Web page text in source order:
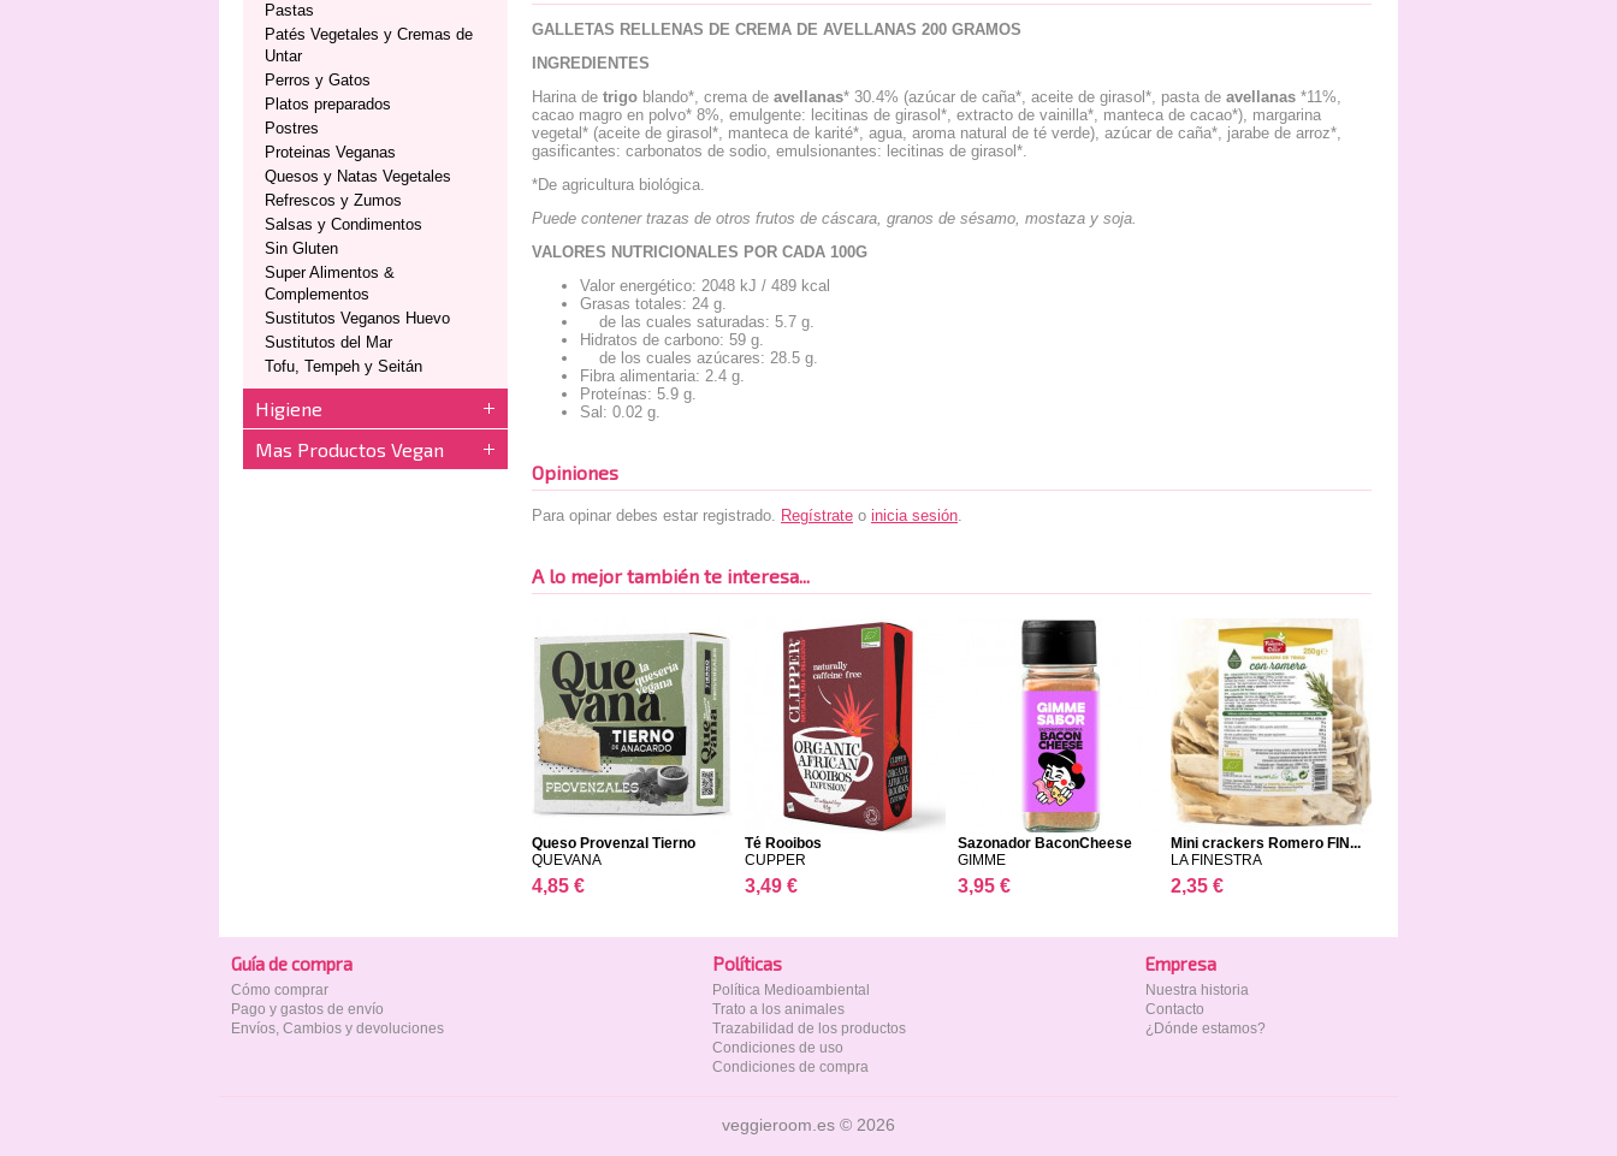
Pastas
Patés Vegetales y Cremas de
Untar
Perros y Gatos
Platos preparados
Postres
Proteinas Veganas
Quesos y Natas Vegetales
Refrescos y Zumos
Salsas y Condimentos
Sin Gluten
Super Alimentos &
Complementos
Sustitutos Veganos Huevo
Sustitutos del Mar
Tofu, Tempeh y Seitán
Higiene
Mas Productos Vegan
GALLETAS RELLENAS DE CREMA DE AVELLANAS 200 GRAMOS
INGREDIENTES
Harina de trigo blando*, crema de avellanas* 30.4% (azúcar de caña*, aceite de girasol*, pasta de avellanas *11%,
cacao magro en polvo* 8%, emulgente: lecitinas de girasol*, extracto de vainilla*, manteca de cacao*), margarina
vegetal* (aceite de girasol*, manteca de karité*, agua, aroma natural de té verde), azúcar de caña*, jarabe de arroz*,
gasificantes: carbonatos de sodio, emulsionantes: lecitinas de girasol*.
*De agricultura biológica.
Puede contener trazas de otros frutos de cáscara, granos de sésamo, mostaza y soja.
VALORES NUTRICIONALES POR CADA 100G
Valor energético: 2048 kJ / 489 kcal
Grasas totales: 24 g.
de las cuales saturadas: 5.7 g.
Hidratos de carbono: 59 g.
de los cuales azúcares: 28.5 g.
Fibra alimentaria: 2.4 g.
Proteínas: 5.9 g.
Sal: 0.02 g.
Opiniones
Para opinar debes estar registrado. Regístrate o inicia sesión.
A lo mejor también te interesa...
Queso Provenzal Tierno
QUEVANA
4,85 €
Té Rooibos
CUPPER
3,49 €
Sazonador BaconCheese
GIMME
3,95 €
Mini crackers Romero FIN...
LA FINESTRA
2,35 €
Guía de compra
Cómo comprar
Pago y gastos de envío
Envíos, Cambios y devoluciones
Polí­ticas
Política Medioambiental
Trato a los animales
Trazabilidad de los productos
Condiciones de uso
Condiciones de compra
Empresa
Nuestra historia
Contacto
¿Dónde estamos?
veggieroom.es © 2026